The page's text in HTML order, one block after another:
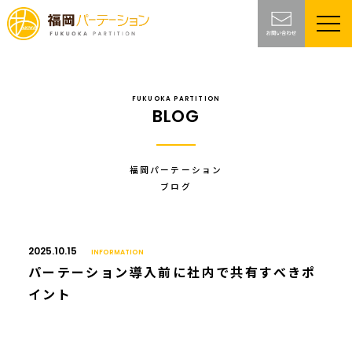
FUKUOKA PARTITION
BLOG
福岡パーテーション
ブログ
2025.10.15 INFORMATION
パーテーション導入前に社内で共有すべきポ
イント